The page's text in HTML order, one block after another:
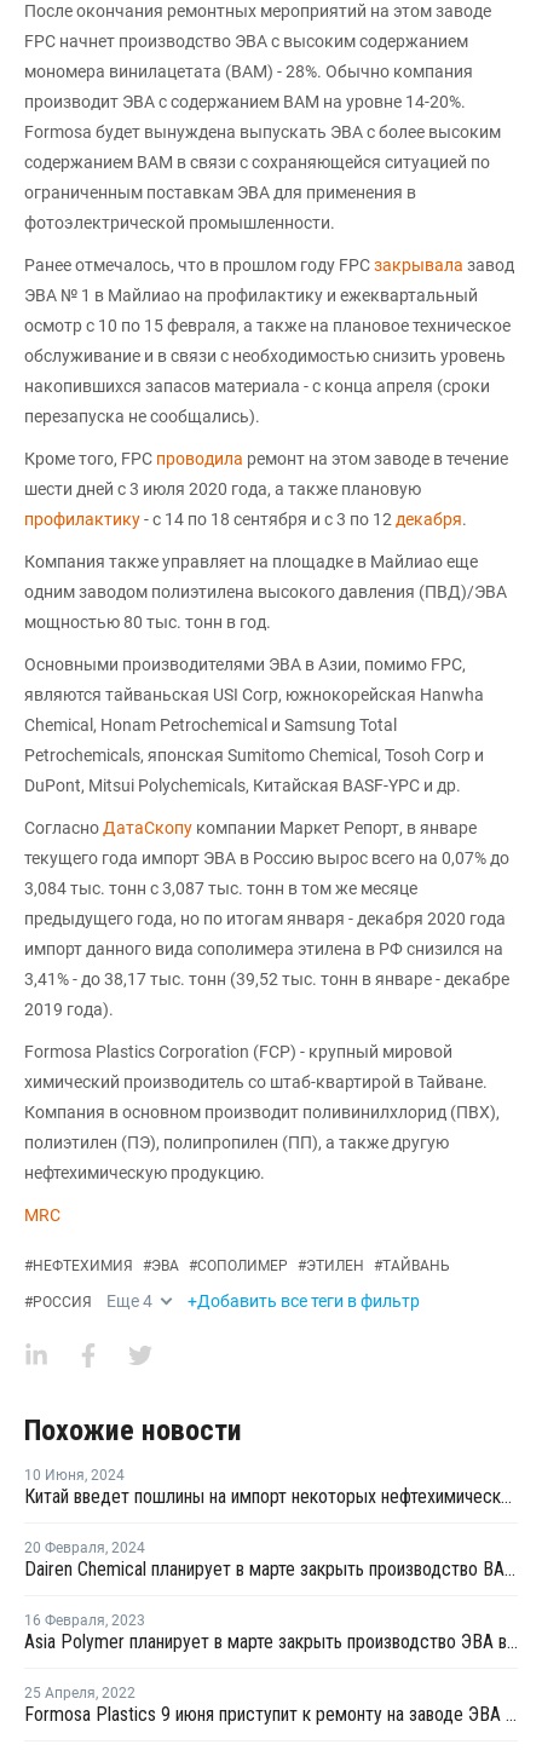
После окончания ремонтных мероприятий на этом заводе
FPC начнет производство ЭВА с высоким содержанием
мономера винилацетата (ВАМ) - 28%. Обычно компания
производит ЭВА с содержанием ВАМ на уровне 14-20%.
Formosa будет вынуждена выпускать ЭВА с более высоким
содержанием ВАМ в связи с сохраняющейся ситуацией по
ограниченным поставкам ЭВА для применения в
фотоэлектрической промышленности.
Ранее отмечалось, что в прошлом году FPCзакрывала завод
ЭВА № 1 в Майлиао на профилактику и ежеквартальный
осмотр с 10 по 15 февраля, а также на плановое техническое
обслуживание и в связи с необходимостью снизить уровень
накопившихся запасов материала - с конца апреля (сроки
перезапуска не сообщались).
Кроме того, FPC проводила ремонт на этом заводе в течение
шести дней с 3 июля 2020 года, а также плановую
профилактику- с 14 по 18 сентября и с 3 по 12 декабря.
Компания также управляет на площадке в Майлиао еще
одним заводом полиэтилена высокого давления (ПВД)/ЭВА
мощностью 80 тыс. тонн в год.
Основными производителями ЭВА в Азии, помимо FPC,
являются тайваньская USI Corp, южнокорейская Hanwha
Chemical, Honam Petrochemical и Samsung Total
Petrochemicals, японская Sumitomo Chemical, Tosoh Corp и
DuPont, Mitsui Polychemicals, Китайская BASF-YPC и др.
Согласно ДатаСкопу компании Маркет Репорт, в январе
текущего года импорт ЭВА в Россию вырос всего на 0,07% до
3,084 тыс. тонн с 3,087 тыс. тонн в том же месяце
предыдущего года, но по итогам января - декабря 2020 года
импорт данного вида сополимера этилена в РФ снизился на
3,41% - до 38,17 тыс. тонн (39,52 тыс. тонн в январе - декабре
2019 года).
Formosa Plastics Corporation (FCP) - крупный мировой
химический производитель со штаб-квартирой в Тайване.
Компания в основном производит поливинилхлорид (ПВХ),
полиэтилен (ПЭ), полипропилен (ПП), а также другую
нефтехимическую продукцию.
MRC
#НЕФТЕХИМИЯ #ЭВА #СОПОЛИМЕР #ЭТИЛЕН #ТАЙВАНЬ
#РОССИЯ Еще4 +Добавить все теги в фильтр
Похожие новости
10 Июня, 2024
Китай введет пошлины на импорт некоторых нефтехимических продуктов из Тайваня
20 Февраля, 2024
Dairen Chemical планирует в марте закрыть производство ВАМ в Майлиао
16 Февраля, 2023
Asia Polymer планирует в марте закрыть производство ЭВА в Тайване на ремонт
25 Апреля, 2022
Formosa Plastics 9 июня приступит к ремонту на заводе ЭВА № 2 на Тайване